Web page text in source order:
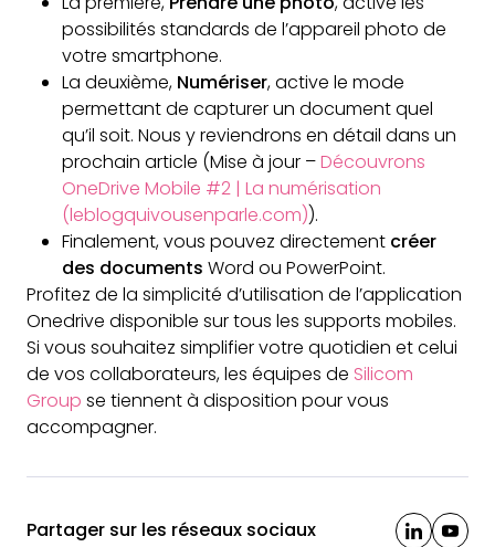
possibilités standards de l’appareil photo de
votre smartphone.
La deuxième, Numériser, active le mode
permettant de capturer un document quel
qu’il soit. Nous y reviendrons en détail dans un
prochain article (Mise à jour –Découvrons
OneDrive Mobile #2 | La numérisation
(leblogquivousenparle.com)).
Finalement, vous pouvez directement créer
des documents Word ou PowerPoint.
Profitez de la simplicité d’utilisation de l’application
Onedrive disponible sur tous les supports mobiles.
Si vous souhaitez simplifier votre quotidien et celui
de vos collaborateurs, les équipes de Silicom
Group se tiennent à disposition pour vous
accompagner.
Partager sur les réseaux sociaux